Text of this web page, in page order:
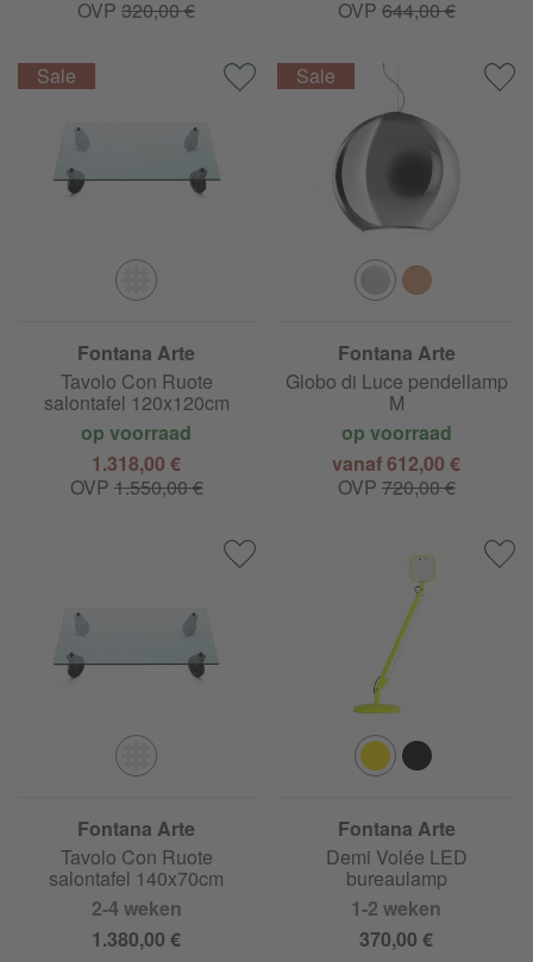
OVP320,00 €
OVP 644,00 €
Fontana Arte
Tavolo Con Ruote
salontafel 120x120cm
op voorraad
1.318,00 €
OVP 1.550,00 €
Fontana Arte
Globo di Luce pendellamp
M
op voorraad
vanaf 612,00 €
OVP 720,00 €
Fontana Arte
Tavolo Con Ruote
salontafel 140x70cm
2-4 weken
1.380,00 €
Fontana Arte
Demi Volée LED
bureaulamp
1-2 weken
370,00 €